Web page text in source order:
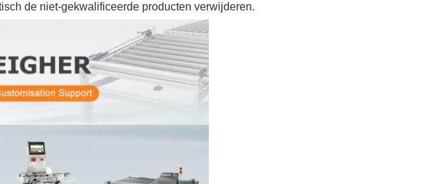
de niet-gekwalificeerde producten verwijderen.